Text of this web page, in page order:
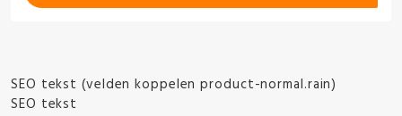
SEO tekst (velden koppelen product-normal.rain)
SEO tekst